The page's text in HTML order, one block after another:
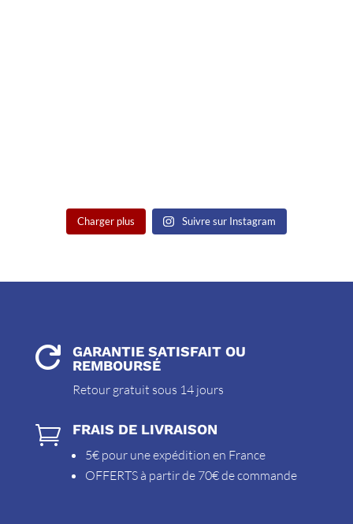
Charger plus Suivre sur Instagram

GARANTIE SATISFAIT OU
REMBOURSÉ
Retour gratuit sous 14 jours
 FRAIS DE LIVRAISON
5€ pour une expédition en France
OFFERTS à partir de 70€ de commande